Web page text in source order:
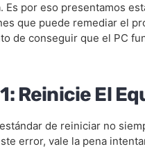
Es por eso presentamos
que puede remediar el
de conseguir que el PC
Reinicie El
de reiniciar no
error, vale la pena